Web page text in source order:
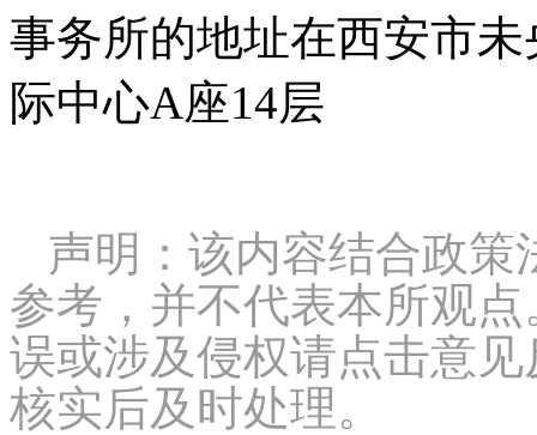
事务所的地址在西安市
际中心A座14层
声明：该内容结合政
参考，并不代表本所观
误或涉及侵权请点击意
核实后及时处理。